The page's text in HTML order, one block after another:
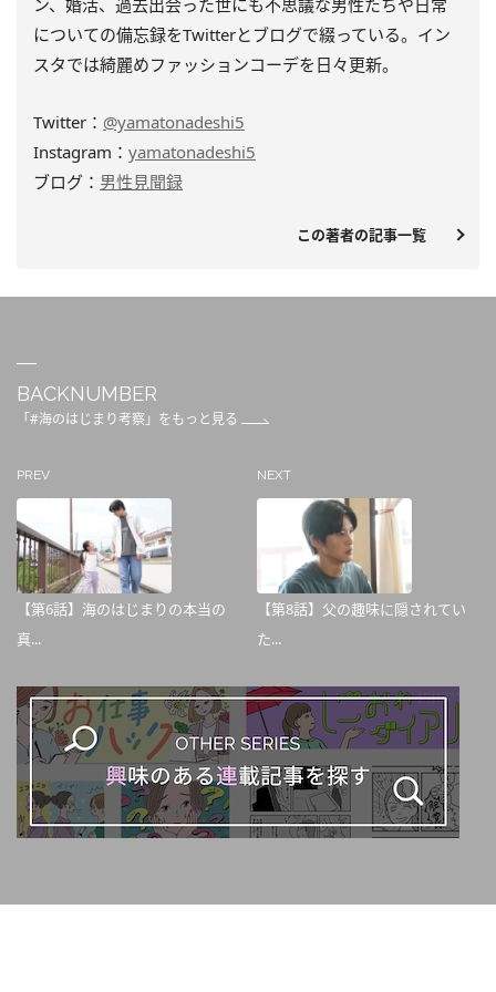
についての備忘録をTwitterとブログで綴っている。イン
スタでは綺麗めファッションコーデを日々更新。
Twitter： @yamatonadeshi5
Instagram： yamatonadeshi5
ブログ： 男性見聞録
この著者の記事一覧
BACKNUMBER
「#海のはじまり考察」をもっと見る
PREV
【第6話】海のはじまりの本当の
真...
NEXT
【第8話】父の趣味に隠されてい
た...